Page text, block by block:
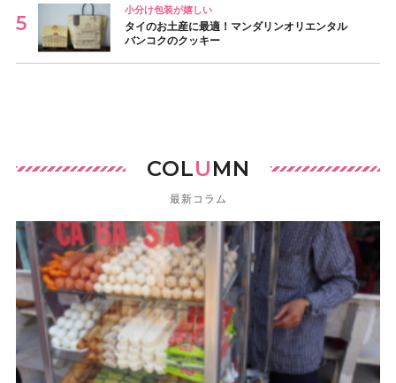
小分け包装が嬉しい
タイのお土産に最適！マンダリンオリエンタル
バンコクのクッキー
COLUMN
最新コラム